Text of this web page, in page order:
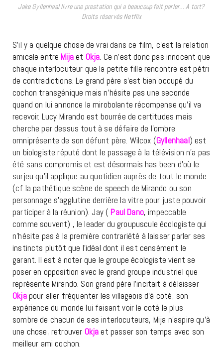
Jake Gyllenhaal livre une prestation qui a beaucoup fait parler… A tort?
Droits réservés Netflix
S’il y a quelque chose de vrai dans ce film, c’est la relation
amicale entreMija et Okja. Ce n’est donc pas innocent que
chaque interlocuteur que la petite fille rencontre est pétri
de contradictions. Le grand père s’est bien occupé du
cochon transgénique mais n’hésite pas une seconde
quand on lui annonce la mirobolante récompense qu’il va
recevoir. Lucy Mirando est bourrée de certitudes mais
cherche par dessus tout à se défaire de l’ombre
omniprésente de son défunt père. Wilcox (Gyllenhaal) est
un biologiste réputé dont le passage à la télévision n’a pas
été sans compromis et est désormais has been d’où le
surjeu qu’il applique au quotidien auprès de tout le monde
(cf la pathétique scène de speech de Mirando ou son
personnage s’agglutine derrière la vitre pour juste pouvoir
participer à la réunion). Jay (Paul Dano, impeccable
comme souvent) , le leader du groupuscule écologiste qui
n’hésite pas à la première contrariété à laisser parler ses
instincts plutôt que l’idéal dont il est censément le
garant. Il est à noter que le groupe écologiste vient se
poser en opposition avec le grand groupe industriel que
représente Mirando. Son grand père l’incitait à délaisser
Okja pour aller fréquenter les villageois d’à coté, son
expérience du monde lui faisant voir le coté le plus
sombre de chacun de ses interlocuteurs, Mija n’aspire qu’à
une chose, retrouver Okja et passer son temps avec son
meilleur ami cochon.